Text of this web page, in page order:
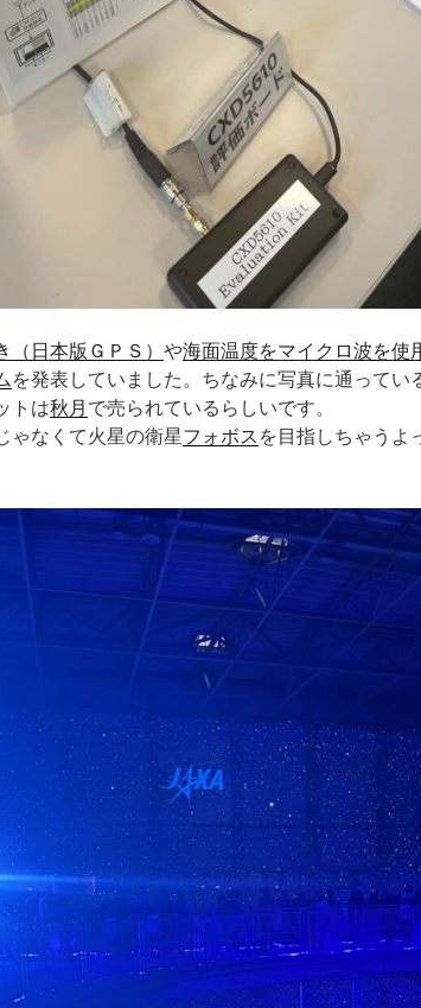
（日本版ＧＰＳ） や海面温度をマイクロ波を使
を発表していました。ちなみに写真に通ってい
トは秋月 で売られているらしいです。
ゃなくて火星の衛星フォボス を目指しちゃうよ